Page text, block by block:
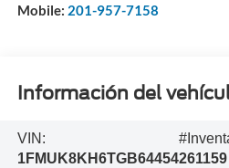
Mobile: 201-957-7158
Información del
VIN:
1FMUK8KH6TGB64454261159